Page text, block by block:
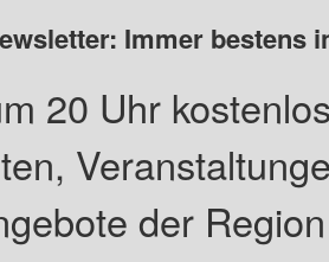
Immer bestens
20 Uhr
der